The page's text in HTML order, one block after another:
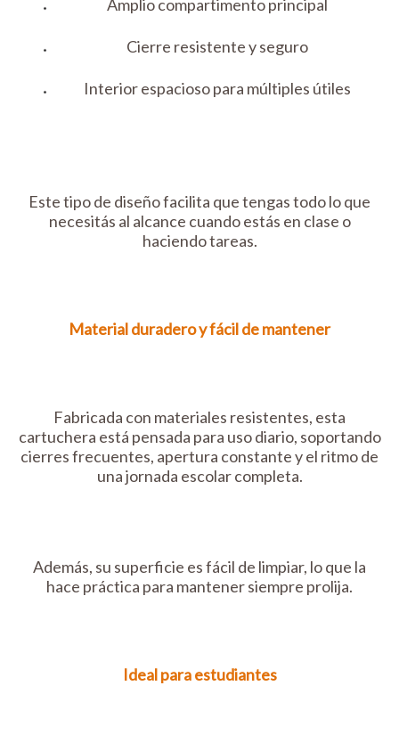
Amplio compartimento principal
Cierre resistente y seguro
Interior espacioso para múltiples útiles
Este tipo de diseño facilita que tengas todo lo que
necesitás al alcance cuando estás en clase o
haciendo tareas.
Material duradero y fácil de mantener
Fabricada con materiales resistentes, esta
cartuchera está pensada para uso diario, soportando
cierres frecuentes, apertura constante y el ritmo de
una jornada escolar completa.
Además, su superficie es fácil de limpiar, lo que la
hace práctica para mantener siempre prolija.
Ideal para estudiantes